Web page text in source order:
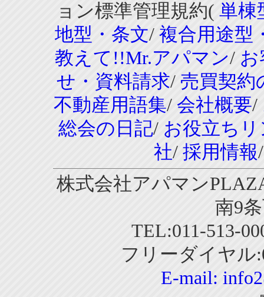
ョン標準管理規約( 単棟
地型・条文/ 複合用途型
教えて!!Mr.アパマン/ お
せ・資料請求/ 売買契約
不動産用語集/ 会社概要/
総会の日記/ お役立ち
社/ 採用情報
株式会社アパマン
南9
TEL:011-513-
フリーダイヤル
E-mail: